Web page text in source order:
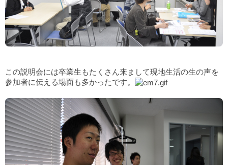
この説明会には卒業生もたくさん来まして現地生活の生の声を
参加者に伝える場面も多かったです。